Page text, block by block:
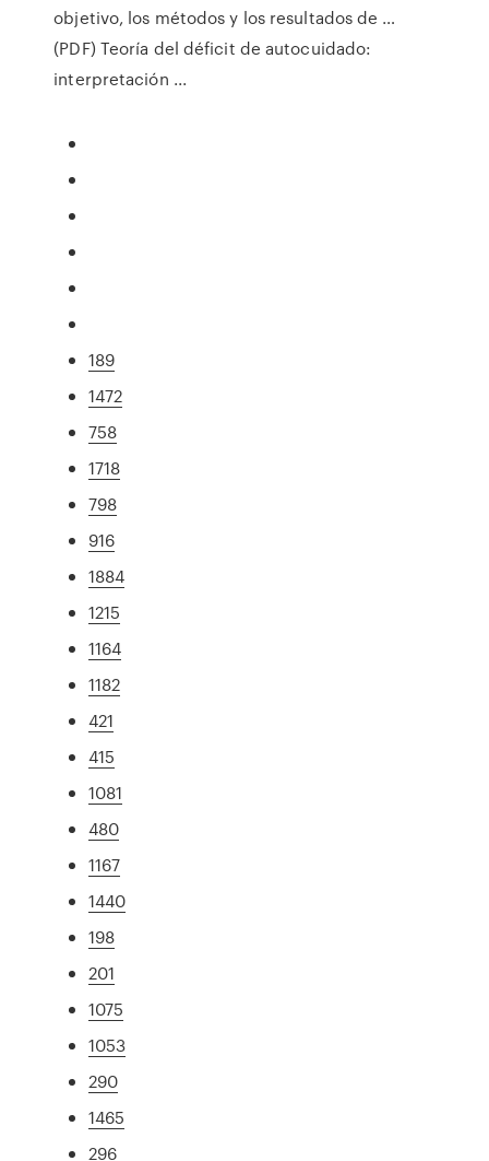
objetivo, los métodos y los resultados de …
(PDF) Teoría del déficit de autocuidado:
interpretación ...
189
1472
758
1718
798
916
1884
1215
1164
1182
421
415
1081
480
1167
1440
198
201
1075
1053
290
1465
296